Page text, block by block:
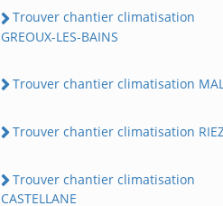
Trouver chantier climatisation
GREOUX-LES-BAINS
Trouver chantier climatisation
Trouver chantier climatisation
Trouver chantier climatisation
CASTELLANE